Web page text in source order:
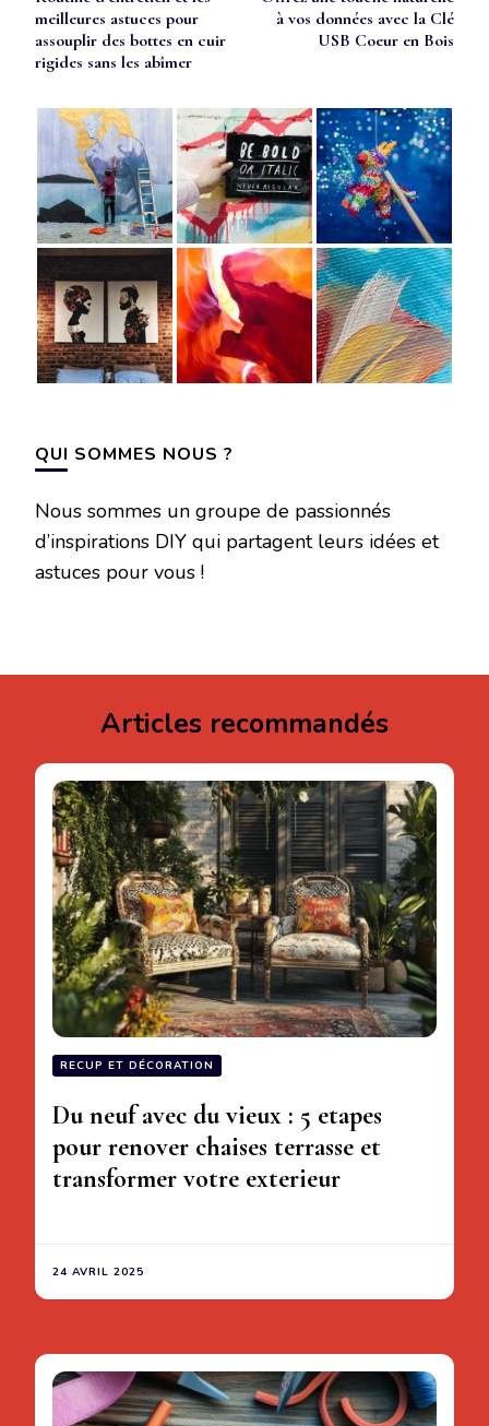
d’article
meilleures astuces pour
assouplir des bottes en cuir
rigides sans les abîmer
à vos données avec la Clé
USB Coeur en Bois
QUI SOMMES NOUS ?
Nous sommes un groupe de passionnés
d’inspirations DIY qui partagent leurs idées et
astuces pour vous !
Articles recommandés
RECUP ET DÉCORATION
Du neuf avec du vieux : 5 etapes
pour renover chaises terrasse et
transformer votre exterieur
24 AVRIL 2025